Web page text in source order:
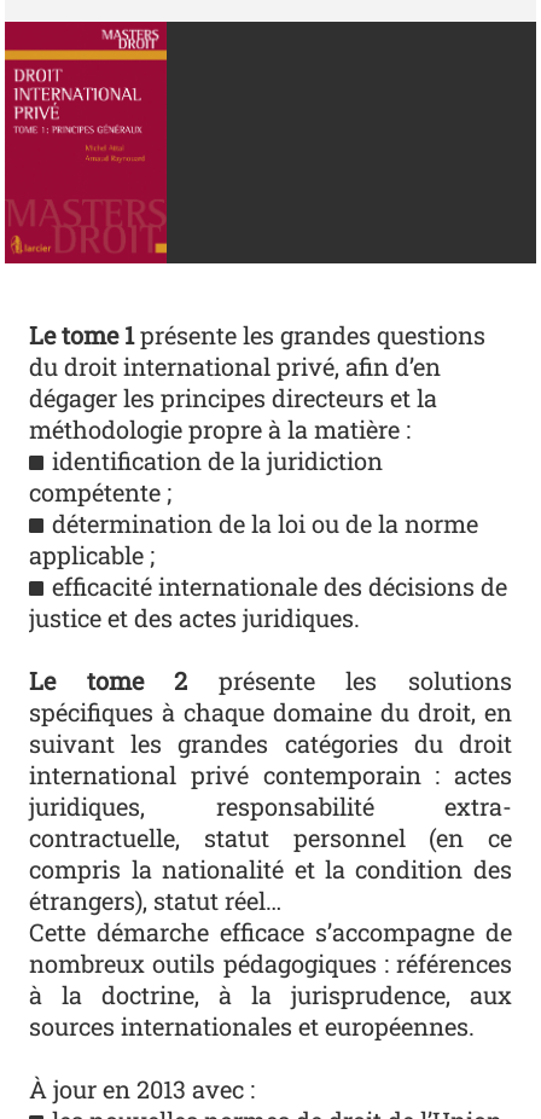
Le tome 1présente les grandes questions
du droit international privé, afin d’en
dégager les principes directeurs et la
méthodologie propre à la matière :
identification de la juridiction
compétente ;
détermination de la loi ou de la norme
applicable ;
efficacité internationale des décisions de
justice et des actes juridiques.
Le tome 2 présente les solutions
spécifiques à chaque domaine du droit, en
suivant les grandes catégories du droit
international privé contemporain : actes
juridiques, responsabilité extra-
contractuelle, statut personnel (en ce
compris la nationalité et la condition des
étrangers), statut réel…
Cette démarche efficace s’accompagne de
nombreux outils pédagogiques : références
à la doctrine, à la jurisprudence, aux
sources internationales et européennes.
À jour en 2013 avec :